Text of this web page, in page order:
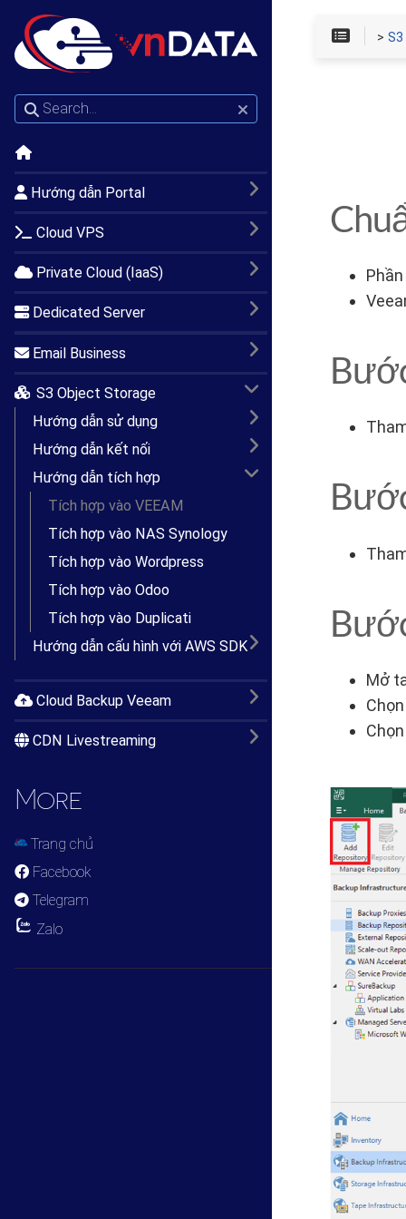
Hướng dẫn Portal
Cloud VPS
Private Cloud (IaaS)
Dedicated Server
Email Business
S3 Object Storage
Hướng dẫn sử dụng
Hướng dẫn kết nối
Hướng dẫn tích hợp
Tích hợp vào VEEAM
Tích hợp vào NAS Synology
Tích hợp vào Wordpress
Tích hợp vào Odoo
Tích hợp vào Duplicati
Hướng dẫn cấu hình với AWS SDK
Cloud Backup Veeam
CDN Livestreaming
More
Trang chủ
Facebook
Telegram
Zalo
>
Mở